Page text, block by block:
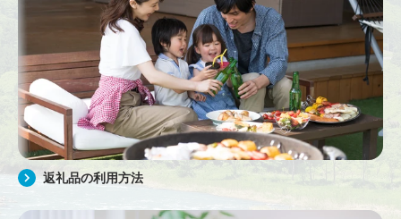
返礼品の利用方法